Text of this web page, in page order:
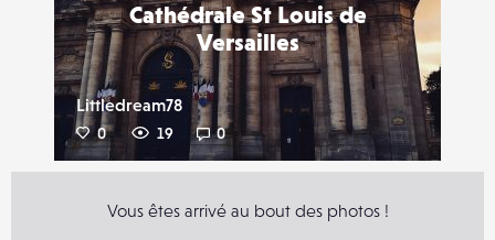
Cathédrale St Louis de
Versailles
Littledream78
0 19 0
Vous êtes arrivé au bout des photos !